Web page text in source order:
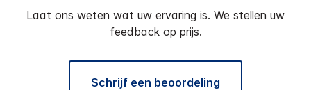
Laat ons weten wat uw ervaring is. We stellen uw
feedback op prijs.
Schrijf een beoordeling